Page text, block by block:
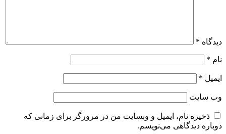
دیدگاه *
نام *
ایمیل *
وب‌ سایت
ذخیره نام، ایمیل و وبسایت من در مرورگر برای زمانی که
دوباره دیدگاهی می‌نویسم.